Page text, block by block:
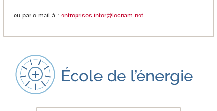
ou par e-mail à : entreprises.inter@lecnam.net